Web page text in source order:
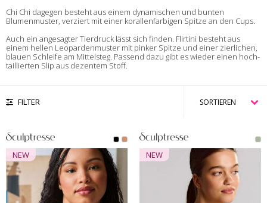
Chi Chi dagegen besteht aus einem dynamischen und bunten
Blumenmuster, verziert mit einer korallenfarbigen Spitze an den Cups.
Auch ein angesagter Tierdruck lässt sich finden. Flirtini besteht aus
einem hellen Leopardenmuster mit pinker Spitze und einer zierlichen,
blauen Schleife am Mittelsteg. Passend dazu gibt es wieder einen hoch-
taillierten Slip aus dezentem Stoff.
FILTER
NEW NEW